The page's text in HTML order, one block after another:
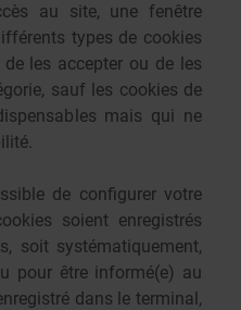
au site, une fenêtre
types de cookies
les accepter ou de les
sauf les cookies de
mais qui ne
de configurer votre
soient enregistrés
soit systématiquement,
pour être informé(e) au
dans le terminal,